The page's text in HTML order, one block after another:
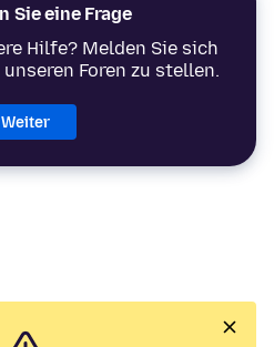
Sie eine Frage
Hilfe? Melden Sie sich
Foren zu stellen.
Weiter